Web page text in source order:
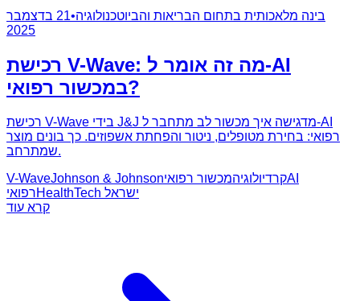
בינה מלאכותית בתחום הבריאות והביוטכנולוגיה•
21 בדצמבר
2025
רכישת V-Wave: מה זה אומר ל-AI
במכשור רפואי?
רכישת V-Wave בידי J&J מדגישה איך מכשור לב מתחבר ל-AI
רפואי: בחירת מטופלים, ניטור והפחתת אשפוזים. כך בונים מוצר
שמתרחב.
V-WaveJohnson & Johnson קרדיולוגיהמכשור רפואי
AI
רפואי
HealthTech ישראל
קרא עוד